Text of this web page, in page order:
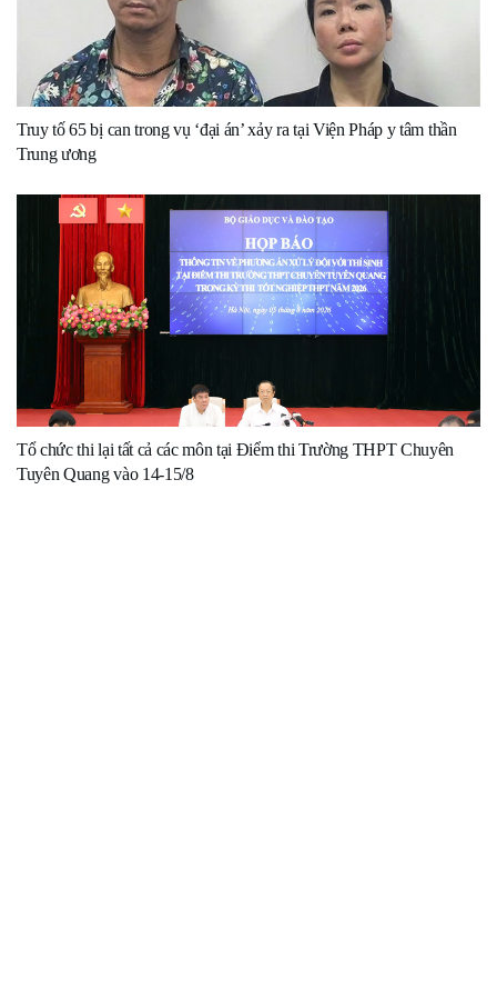
Truy tố 65 bị can trong vụ ‘đại án’ xảy ra tại Viện Pháp y tâm thần
Trung ương
Tổ chức thi lại tất cả các môn tại Điểm thi Trường THPT Chuyên
Tuyên Quang vào 14-15/8